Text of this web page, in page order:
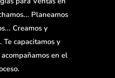
Planeamos
Creamos y
Te capacitamos y
en el